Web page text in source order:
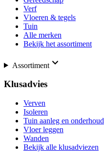
Verf
Vloeren & tegels
Tuin
Alle merken
Bekijk het assortiment
Assortiment
Klusadvies
Verven
Isoleren
Tuin aanleg en onderhoud
Vloer leggen
Wanden
Bekijk alle klusadviezen